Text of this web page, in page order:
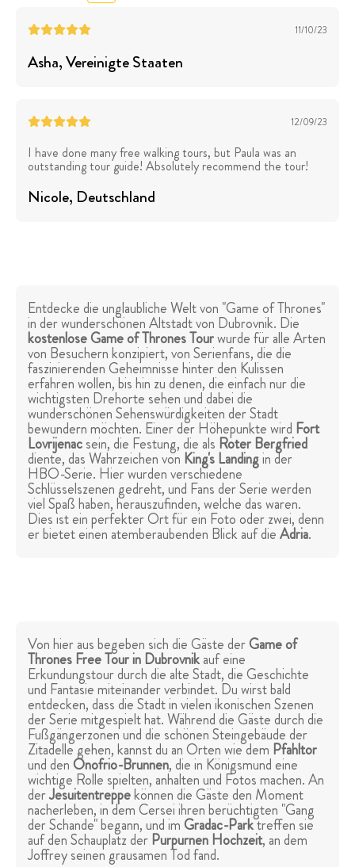
11/10/23
Asha, Vereinigte Staaten
12/09/23
I have done many free walking tours, but Paula was an
outstanding tour guide! Absolutely recommend the tour!
Nicole, Deutschland
Entdecke die unglaubliche Welt von "Game of Thrones"
in der wunderschönen Altstadt von Dubrovnik. Die
kostenlose Game of Thrones Tourwurde für alle Arten
von Besuchern konzipiert, von Serienfans, die die
faszinierenden Geheimnisse hinter den Kulissen
erfahren wollen, bis hin zu denen, die einfach nur die
wichtigsten Drehorte sehen und dabei die
wunderschönen Sehenswürdigkeiten der Stadt
bewundern möchten. Einer der Höhepunkte wird Fort
Lovrijenacsein, die Festung, die als Roter Bergfried
diente, das Wahrzeichen von King's Landingin der
HBO-Serie. Hier wurden verschiedene
Schlüsselszenen gedreht, und Fans der Serie werden
viel Spaß haben, herauszufinden, welche das waren.
Dies ist ein perfekter Ort für ein Foto oder zwei, denn
er bietet einen atemberaubenden Blick auf dieAdria.
Von hier aus begeben sich die Gäste derGame of
Thrones Free Tour in Dubrovnikauf eine
Erkundungstour durch die alte Stadt, die Geschichte
und Fantasie miteinander verbindet. Du wirst bald
entdecken, dass die Stadt in vielen ikonischen Szenen
der Serie mitgespielt hat. Während die Gäste durch die
Fußgängerzonen und die schönen Steingebäude der
Zitadelle gehen, kannst du an Orten wie dem Pfahltor
und denOnofrio-Brunnen, die in Königsmund eine
wichtige Rolle spielten, anhalten und Fotos machen. An
derJesuitentreppekönnen die Gäste den Moment
nacherleben, in dem Cersei ihren berüchtigten "Gang
der Schande" begann, und imGradac-Parktreffen sie
auf den Schauplatz derPurpurnen Hochzeit, an dem
Joffrey seinen grausamen Tod fand.